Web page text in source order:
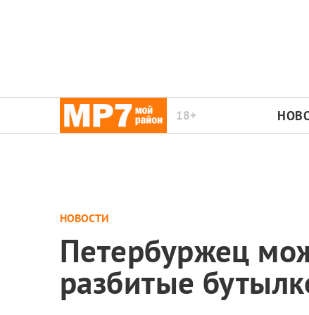
18+
НОВОСТИ
Петербуржец
разбитые